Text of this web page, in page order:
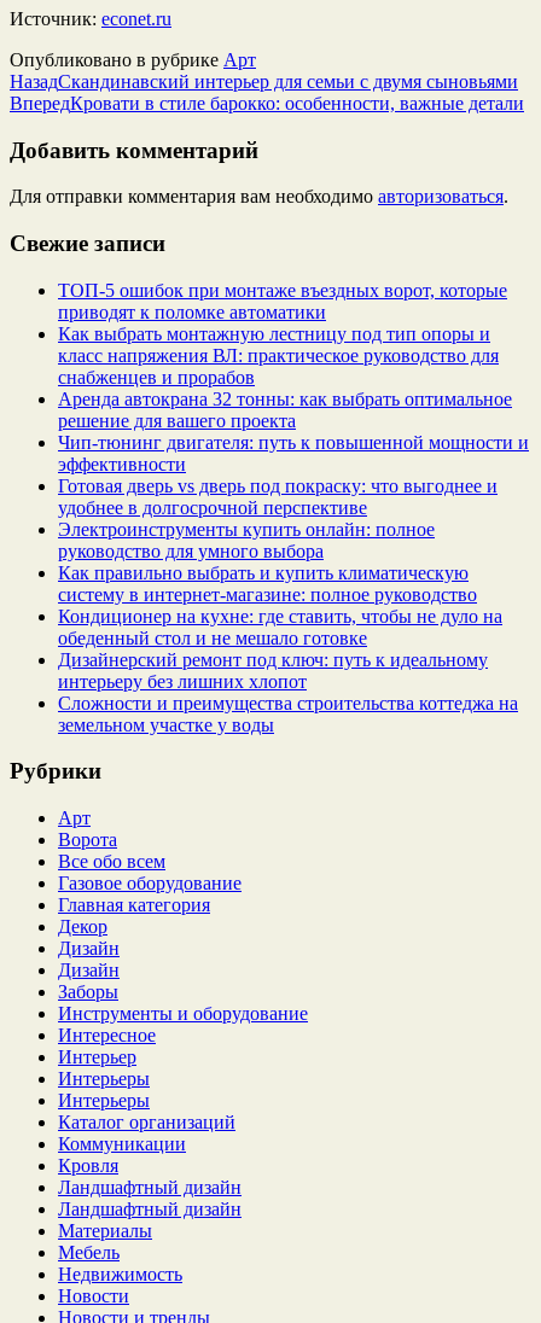
Источник: econet.ru
Опубликовано в рубрике Арт
НазадСкандинавский интерьер для семьи с двумя сыновьями
ВпередКровати в стиле барокко: особенности, важные детали
Добавить комментарий
Для отправки комментария вам необходимо авторизоваться.
Свежие записи
ТОП-5 ошибок при монтаже въездных ворот, которые
приводят к поломке автоматики
Как выбрать монтажную лестницу под тип опоры и
класс напряжения ВЛ: практическое руководство для
снабженцев и прорабов
Аренда автокрана 32 тонны: как выбрать оптимальное
решение для вашего проекта
Чип‑тюнинг двигателя: путь к повышенной мощности и
эффективности
Готовая дверь vs дверь под покраску: что выгоднее и
удобнее в долгосрочной перспективе
Электроинструменты купить онлайн: полное
руководство для умного выбора
Как правильно выбрать и купить климатическую
систему в интернет‑магазине: полное руководство
Кондиционер на кухне: где ставить, чтобы не дуло на
обеденный стол и не мешало готовке
Дизайнерский ремонт под ключ: путь к идеальному
интерьеру без лишних хлопот
Сложности и преимущества строительства коттеджа на
земельном участке у воды
Рубрики
Арт
Ворота
Все обо всем
Газовое оборудование
Главная категория
Декор
Дизайн
Дизайн
Заборы
Инструменты и оборудование
Интересное
Интерьер
Интерьеры
Интерьеры
Каталог организаций
Коммуникации
Кровля
Ландшафтный дизайн
Ландшафтный дизайн
Материалы
Мебель
Недвижимость
Новости
Новости и тренды